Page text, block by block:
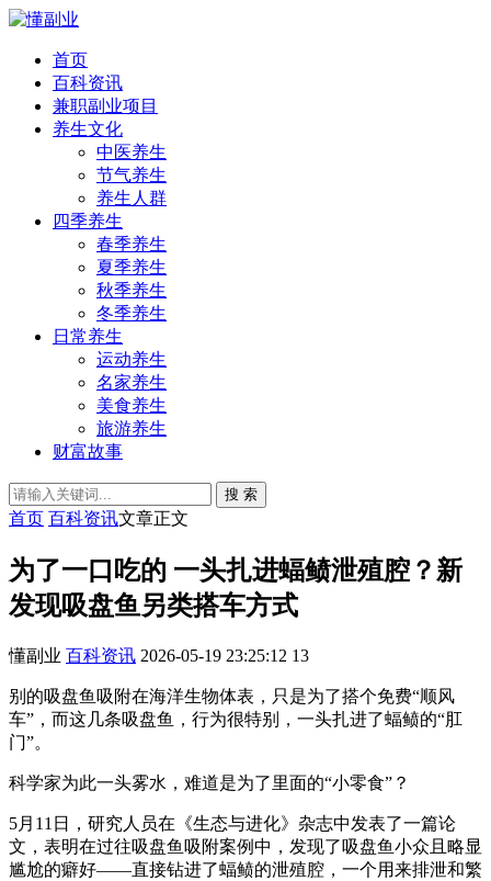
首页
百科资讯
兼职副业项目
养生文化
中医养生
节气养生
养生人群
四季养生
春季养生
夏季养生
秋季养生
冬季养生
日常养生
运动养生
名家养生
美食养生
旅游养生
财富故事
搜 索
首页 百科资讯文章正文
为了一口吃的 一头扎进蝠鲼泄殖腔？新
发现吸盘鱼另类搭车方式
懂副业 百科资讯 2026-05-19 23:25:12 13
别的吸盘鱼吸附在海洋生物体表，只是为了搭个免费“顺风
车”，而这几条吸盘鱼，行为很特别，一头扎进了蝠鲼的“肛
门”。
科学家为此一头雾水，难道是为了里面的“小零食”？
5月11日，研究人员在《生态与进化》杂志中发表了一篇论
文，表明在过往吸盘鱼吸附案例中，发现了吸盘鱼小众且略显
尴尬的癖好——直接钻进了蝠鲼的泄殖腔，一个用来排泄和繁